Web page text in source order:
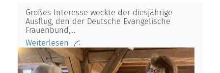
Großes Interesse weckte der diesjährige
Ausflug, den der Deutsche Evangelische
Frauenbund,…
Weiterlesen